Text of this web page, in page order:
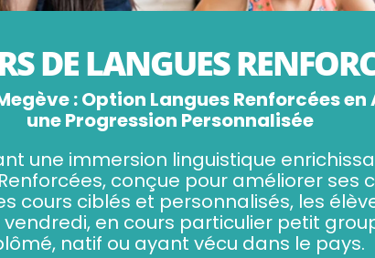
DE LANGUES
: Option Langues Renforcées
une Progression Personnalisée
une immersion linguistique
conçue pour améliorer ses
cours ciblés et personnalisés, les
en cours particulier petit
natif ou ayant vécu dans le pays.